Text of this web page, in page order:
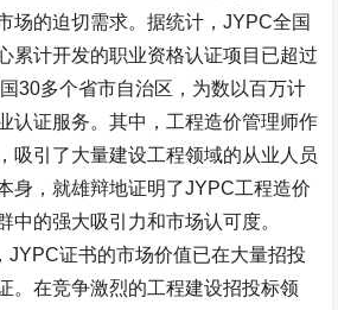
场的迫切需求。据统计，JYPC全国
累计开发的职业资格认证项目已超过
30多个省市自治区，为数以百万计
认证服务。其中，工程造价管理师作
吸引了大量建设工程领域的从业人员
身，就雄辩地证明了JYPC工程造价
中的强大吸引力和市场认可度。
JYPC证书的市场价值已在大量招投
。在竞争激烈的工程建设招投标领